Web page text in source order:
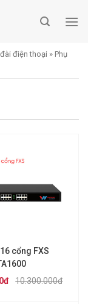
điện thoại » Phụ
cổng FXS
10.300.000đ